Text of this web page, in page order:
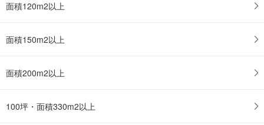
面積120m2以上
面積150m2以上
面積200m2以上
100坪・面積330m2以上